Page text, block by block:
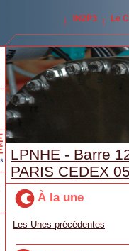
IN2P3 Le
LPNHE - Barre
PARIS CEDEX
À la une
Les Unes précédentes